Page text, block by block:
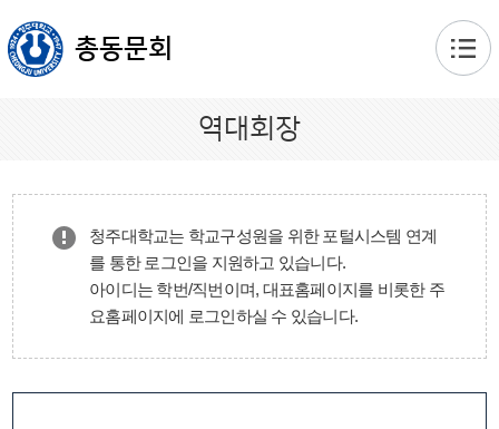
총동문회
역대회장
청주대학교는 학교구성원을 위한 포털시스템 연계
를 통한 로그인을 지원하고 있습니다.
아이디는 학번/직번이며, 대표홈페이지를 비롯한 주
요홈페이지에 로그인하실 수 있습니다.